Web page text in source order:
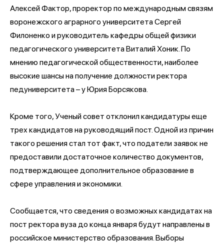
Алексей Фактор, проректор по международным связям
воронежского аграрного университета Сергей
Филоненко и руководитель кафедры общей физики
педагогического университета Виталий Хоник. По
мнению педагогической общественности, наиболее
высокие шансы на получение должности ректора
педуниверситета – у Юрия Борсякова.
Кроме того, Ученый совет отклонил кандидатуры еще
трех кандидатов на руководящий пост. Одной из причин
такого решения стал тот факт, что податели заявок не
предоставили достаточное количество документов,
подтверждающее дополнительное образование в
сфере управления и экономики.
Сообщается, что сведения о возможных кандидатах на
пост ректора вуза до конца января будут направлены в
российское министерство образования. Выборы